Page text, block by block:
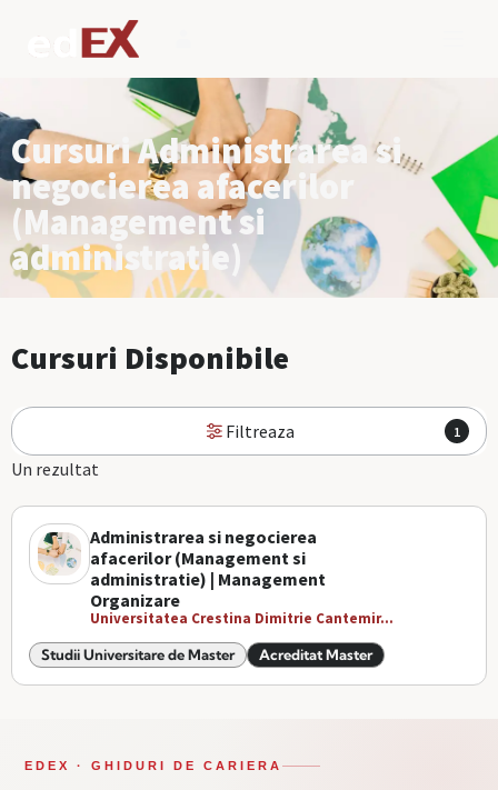
Cursuri Administrarea si
negocierea afacerilor
(Management si
administratie)
Cursuri Disponibile
Filtreaza 1
Un rezultat
Administrarea si negocierea
afacerilor (Management si
administratie) | Management
Organizare
Universitatea Crestina Dimitrie Cantemir...
Studii Universitare de Master Acreditat Master
EDEX · GHIDURI DE CARIERA